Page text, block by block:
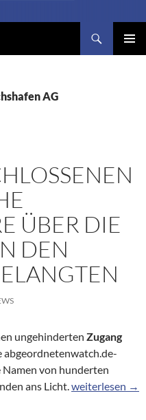
AG
ÜBER DIE
DEN
ungehinderten Zugang
abgeordnetenwatch.de-
von hunderten
ans Licht.Hinter
weiterlesen →